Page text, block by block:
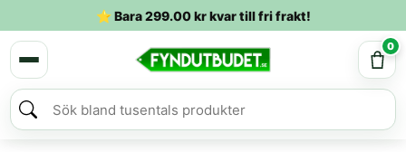
⭐ Bara299.00krkvar till fri frakt!
0